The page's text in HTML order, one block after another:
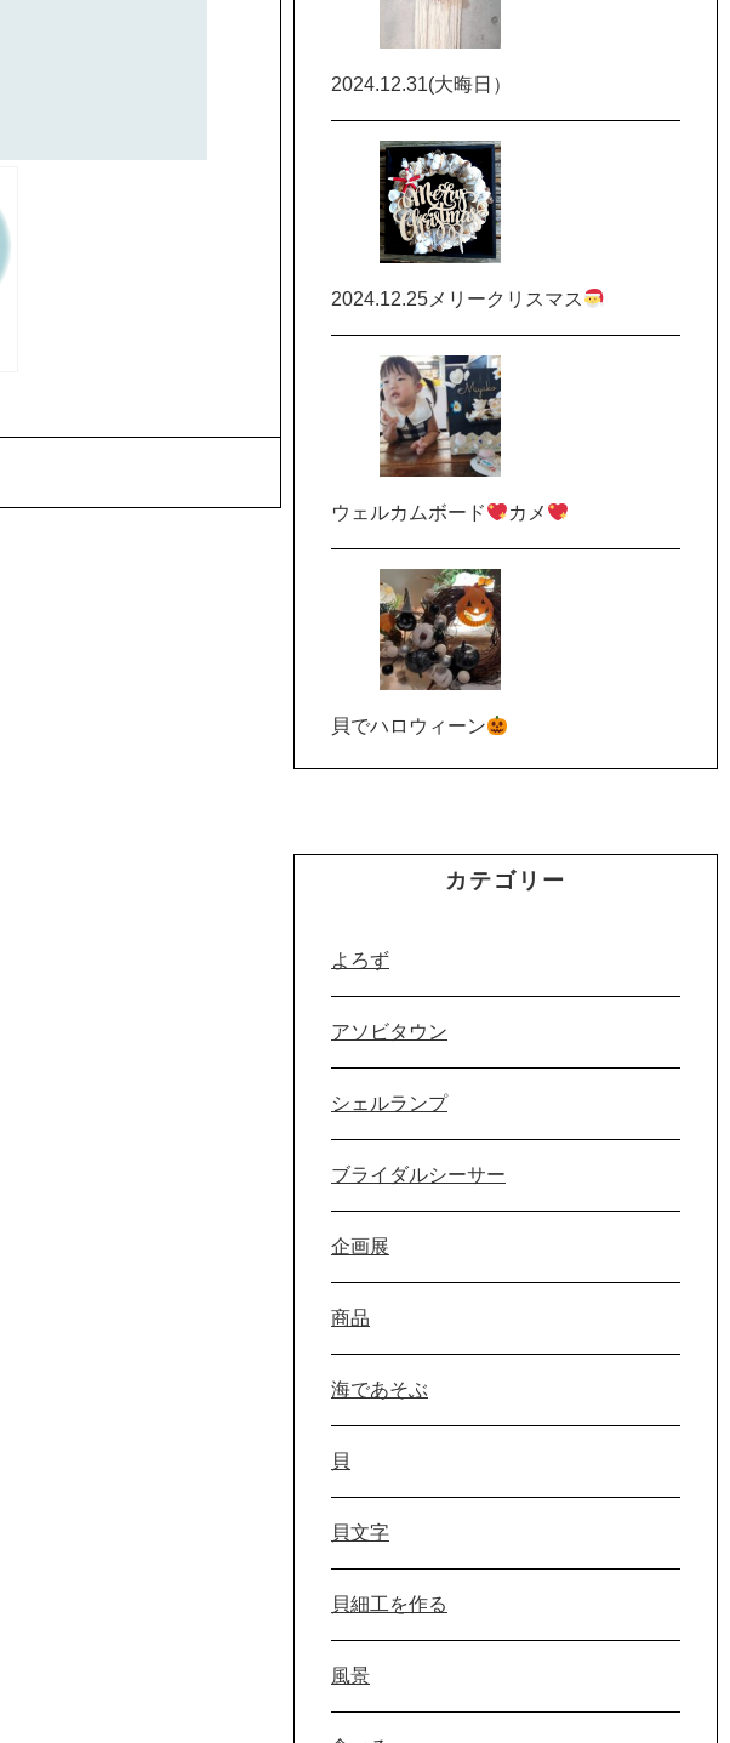
2024.12.31(大晦日）
2024.12.25メリークリスマス
ウェルカムボード カメ
貝でハロウィーン
カテゴリー
よろず
アソビタウン
シェルランプ
ブライダルシーサー
企画展
商品
海であそぶ
貝
貝文字
貝細工を作る
風景